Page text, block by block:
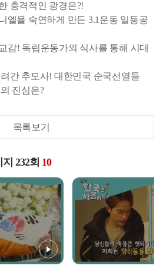
충격적인 광경은?!
엘을 숙연하게 만든 3.1운동 일등공
감! 독립운동가의 식사를 통해 시대
간 추모사! 대한민국 순국선열들
진심은?
목록보기
232회 10